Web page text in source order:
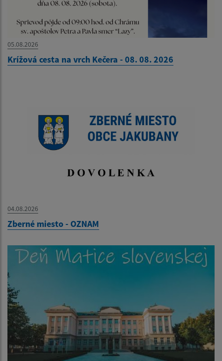
05.08.2026
Krížová cesta na vrch Kečera - 08. 08. 2026
04.08.2026
Zberné miesto - OZNAM